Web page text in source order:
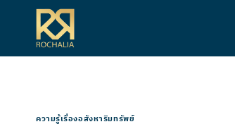
content
ความรู้เรื่องอสังหาริมทรัพย์